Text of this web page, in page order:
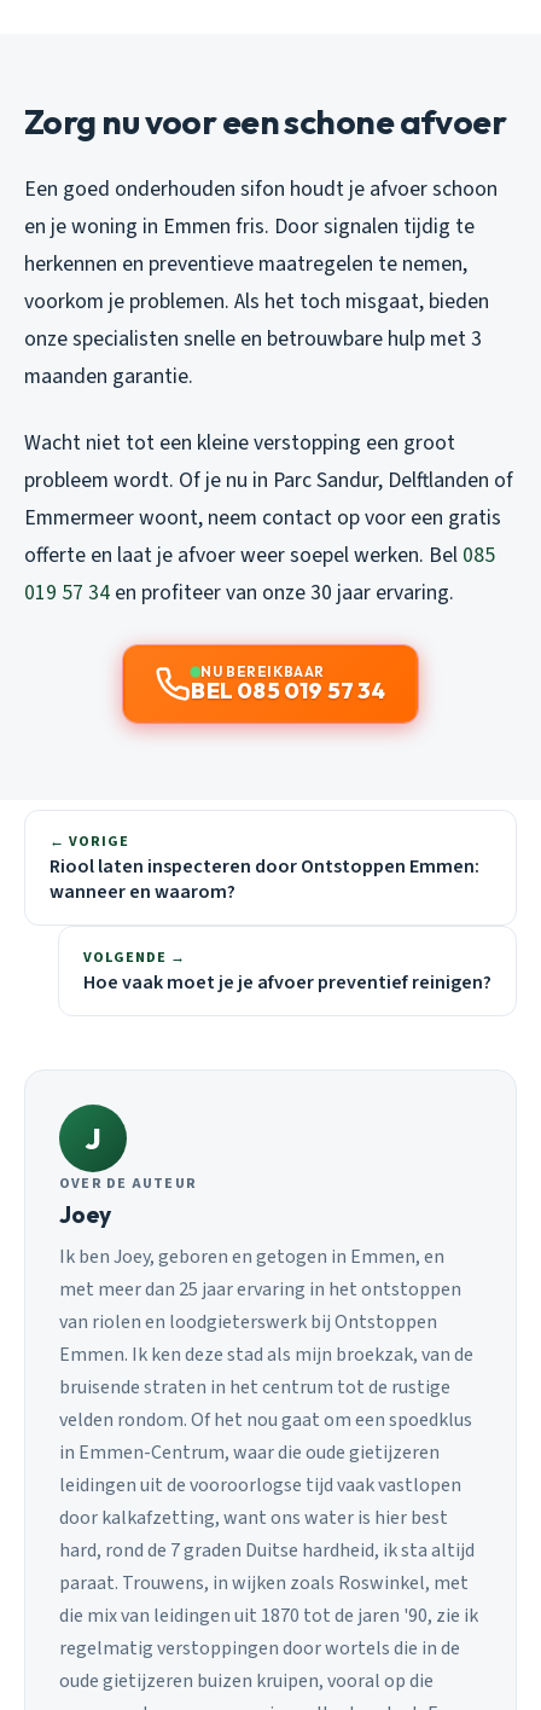
Zorg nu voor een schone afvoer
Een goed onderhouden sifon houdt je afvoer schoon
en je woning in Emmen fris. Door signalen tijdig te
herkennen en preventieve maatregelen te nemen,
voorkom je problemen. Als het toch misgaat, bieden
onze specialisten snelle en betrouwbare hulp met 3
maanden garantie.
Wacht niet tot een kleine verstopping een groot
probleem wordt. Of je nu in Parc Sandur, Delftlanden of
Emmermeer woont, neem contact op voor een gratis
offerte en laat je afvoer weer soepel werken. Bel 085
019 57 34 en profiteer van onze 30 jaar ervaring.
NU BEREIKBAAR
BEL 085 019 57 34
← VORIGE
Riool laten inspecteren door Ontstoppen Emmen:
wanneer en waarom?
VOLGENDE →
Hoe vaak moet je je afvoer preventief reinigen?
J
OVER DE AUTEUR
Joey
Ik ben Joey, geboren en getogen in Emmen, en
met meer dan 25 jaar ervaring in het ontstoppen
van riolen en loodgieterswerk bij Ontstoppen
Emmen. Ik ken deze stad als mijn broekzak, van de
bruisende straten in het centrum tot de rustige
velden rondom. Of het nou gaat om een spoedklus
in Emmen-Centrum, waar die oude gietijzeren
leidingen uit de vooroorlogse tijd vaak vastlopen
door kalkafzetting, want ons water is hier best
hard, rond de 7 graden Duitse hardheid, ik sta altijd
paraat. Trouwens, in wijken zoals Roswinkel, met
die mix van leidingen uit 1870 tot de jaren '90, zie ik
regelmatig verstoppingen door wortels die in de
oude gietijzeren buizen kruipen, vooral op die